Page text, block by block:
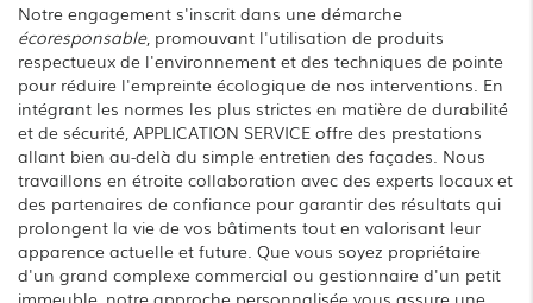
Notre engagement s'inscrit dans une démarche
écoresponsable, promouvant l'utilisation de produits
respectueux de l'environnement et des techniques de pointe
pour réduire l'empreinte écologique de nos interventions. En
intégrant les normes les plus strictes en matière de durabilité
et de sécurité, APPLICATION SERVICE offre des prestations
allant bien au-delà du simple entretien des façades. Nous
travaillons en étroite collaboration avec des experts locaux et
des partenaires de confiance pour garantir des résultats qui
prolongent la vie de vos bâtiments tout en valorisant leur
apparence actuelle et future. Que vous soyez propriétaire
d'un grand complexe commercial ou gestionnaire d'un petit